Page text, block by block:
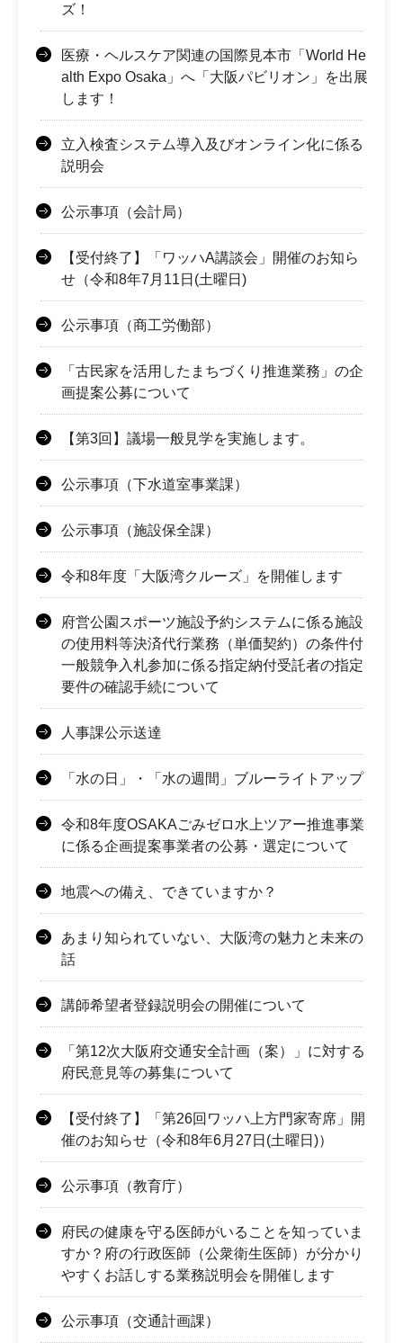
ズ！
医療・ヘルスケア関連の国際見本市「World He
alth Expo Osaka」へ「大阪パビリオン」を出展
します！
立入検査システム導入及びオンライン化に係る
説明会
公示事項（会計局）
【受付終了】「ワッハA講談会」開催のお知ら
せ（令和8年7月11日(土曜日)
公示事項（商工労働部）
「古民家を活用したまちづくり推進業務」の企
画提案公募について
【第3回】議場一般見学を実施します。
公示事項（下水道室事業課）
公示事項（施設保全課）
令和8年度「大阪湾クルーズ」を開催します
府営公園スポーツ施設予約システムに係る施設
の使用料等決済代行業務（単価契約）の条件付
一般競争入札参加に係る指定納付受託者の指定
要件の確認手続について
人事課公示送達
「水の日」・「水の週間」ブルーライトアップ
令和8年度OSAKAごみゼロ水上ツアー推進事業
に係る企画提案事業者の公募・選定について
地震への備え、できていますか？
あまり知られていない、大阪湾の魅力と未来の
話
講師希望者登録説明会の開催について
「第12次大阪府交通安全計画（案）」に対する
府民意見等の募集について
【受付終了】「第26回ワッハ上方門家寄席」開
催のお知らせ（令和8年6月27日(土曜日)）
公示事項（教育庁）
府民の健康を守る医師がいることを知っていま
すか？府の行政医師（公衆衛生医師）が分かり
やすくお話しする業務説明会を開催します
公示事項（交通計画課）